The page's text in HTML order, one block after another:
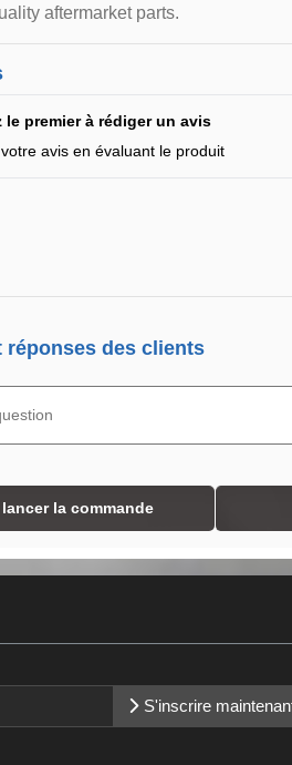
aftermarket parts.
le premier à rédiger un avis
avis en évaluant le produit
réponses des clients
la commande
S'inscrire